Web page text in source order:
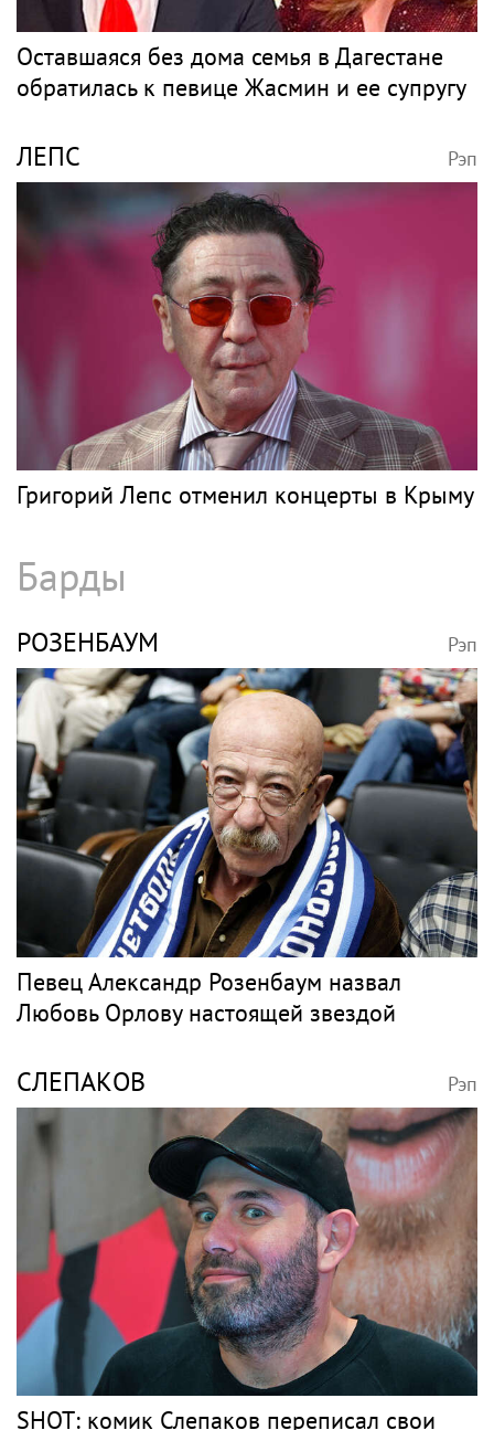
Оставшаяся без дома семья в Дагестане
обратилась к певице Жасмин и ее супругу
ЛЕПС Рэп
Григорий Лепс отменил концерты в Крыму
Барды
РОЗЕНБАУМ Рэп
Певец Александр Розенбаум назвал
Любовь Орлову настоящей звездой
СЛЕПАКОВ Рэп
SHOT: комик Слепаков переписал свои